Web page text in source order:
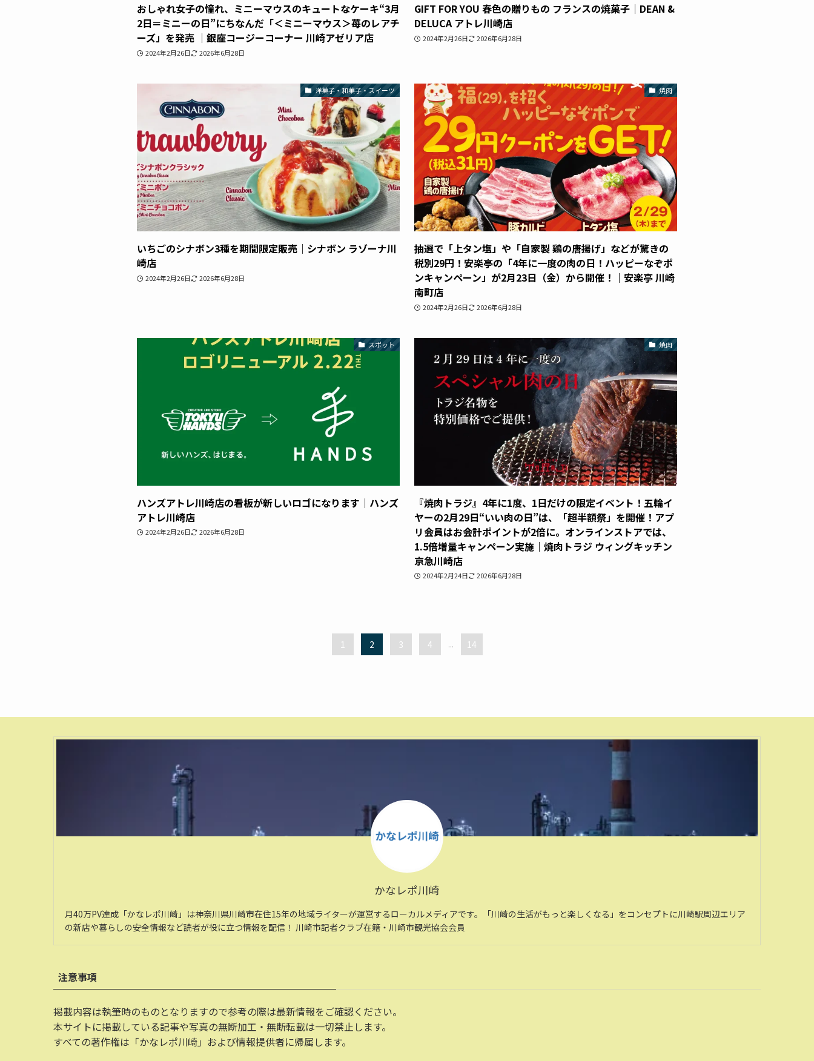
おしゃれ女子の憧れ、ミニーマウスのキュートなケーキ“3月
2日＝ミニーの日”にちなんだ「＜ミニーマウス＞苺のレアチ
ーズ」を発売 ｜銀座コージーコーナー 川崎アゼリア店
2024年2月26日 2026年6月28日
GIFT FOR YOU 春色の贈りもの フランスの焼菓子｜DEAN &
DELUCA アトレ川崎店
2024年2月26日 2026年6月28日
洋菓子・和菓子・スイーツ
いちごのシナボン3種を期間限定販売｜シナボン ラゾーナ川
崎店
2024年2月26日 2026年6月28日
焼肉
抽選で「上タン塩」や「自家製 鶏の唐揚げ」などが驚きの
税別29円！安楽亭の「4年に一度の肉の日！ハッピーなぞポ
ンキャンペーン」が2月23日（金）から開催！｜安楽亭 川崎
南町店
2024年2月26日 2026年6月28日
スポット
ハンズアトレ川崎店の看板が新しいロゴになります｜ハンズ
アトレ川崎店
2024年2月26日 2026年6月28日
焼肉
『焼肉トラジ』4年に1度、1日だけの限定イベント！五輪イ
ヤーの2月29日“いい肉の日”は、「超半額祭」を開催！アプ
リ会員はお会計ポイントが2倍に。オンラインストアでは、
1.5倍増量キャンペーン実施｜焼肉トラジ ウィングキッチン
京急川崎店
2024年2月24日 2026年6月28日
1 2 3 4 ... 14
かなレポ川崎
月40万PV達成「かなレポ川崎」は神奈川県川崎市在住15年の地域ライターが運営するローカルメディアです。「川崎の生活がもっと楽しくなる」をコンセプトに川崎駅周辺エリア
の新店や暮らしの安全情報など読者が役に立つ情報を配信！ 川崎市記者クラブ在籍・川崎市観光協会会員
注意事項
掲載内容は執筆時のものとなりますので参考の際は最新情報をご確認ください。
本サイトに掲載している記事や写真の無断加工・無断転載は一切禁止します。
すべての著作権は「かなレポ川崎」および情報提供者に帰属します。